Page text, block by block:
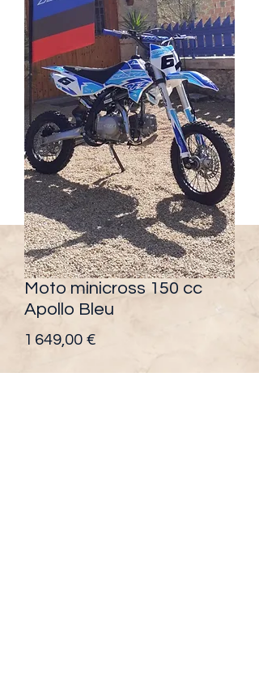
Moto minicross 150 cc
Apollo Bleu
1 649,00 €Prix